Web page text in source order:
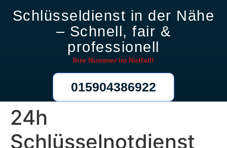
Schlüsseldienst in der Nähe
– Schnell, fair &
professionell
Ihre Nummer im Notfall!
015904386922
24h
Schlüsselnotdienst